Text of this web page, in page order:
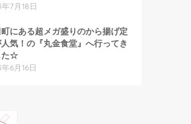
7月18日
にある超メガ盛りのから揚げ定
気！の『丸金食堂』へ行ってき
た☆
6月16日